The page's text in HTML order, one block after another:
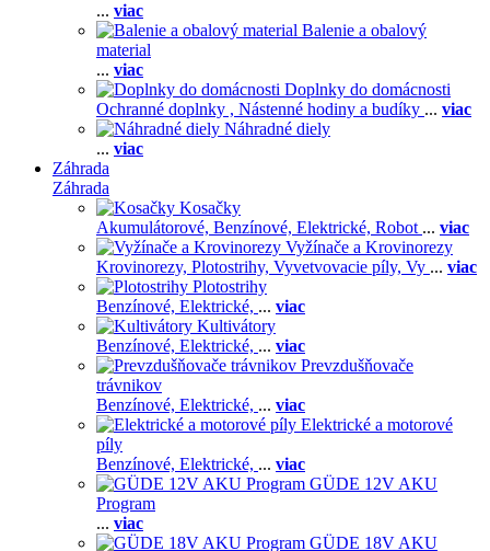
... viac
Balenie a obalový
material
... viac
Doplnky do domácnosti
Ochranné doplnky , Nástenné hodiny a budíky ... viac
Náhradné diely
... viac
Záhrada
Záhrada
Kosačky
Akumulátorové, Benzínové, Elektrické, Robot ... viac
Vyžínače a Krovinorezy
Krovinorezy, Plotostrihy, Vyvetvovacie píly, Vy ... viac
Plotostrihy
Benzínové, Elektrické, ... viac
Kultivátory
Benzínové, Elektrické, ... viac
Prevzdušňovače
trávnikov
Benzínové, Elektrické, ... viac
Elektrické a motorové
píly
Benzínové, Elektrické, ... viac
GÜDE 12V AKU
Program
... viac
GÜDE 18V AKU